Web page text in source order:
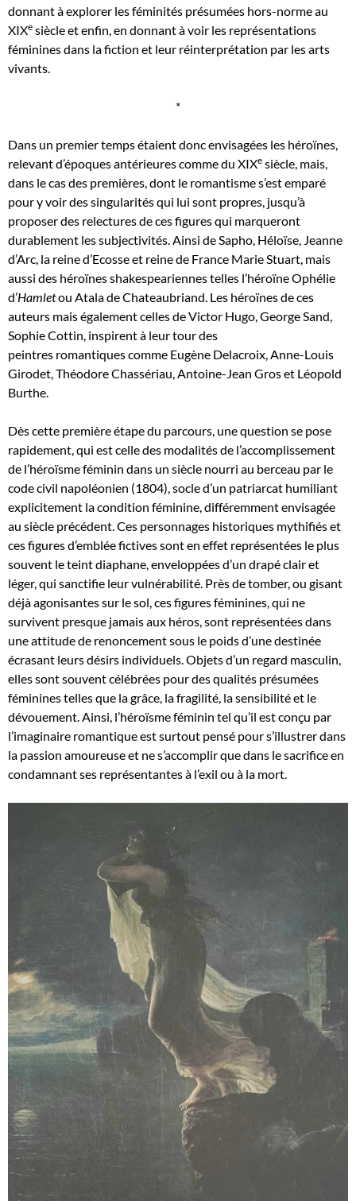
donnant à explorer les féminités présumées hors-norme au
XIXe siècle et enfin, en donnant à voir les représentations
féminines dans la fiction et leur réinterprétation par les arts
vivants.
*
Dans un premier temps étaient donc envisagées les héroïnes,
relevant d’époques antérieures comme du XIXe siècle, mais,
dans le cas des premières, dont le romantisme s’est emparé
pour y voir des singularités qui lui sont propres, jusqu’à
proposer des relectures de ces figures qui marqueront
durablement les subjectivités. Ainsi de Sapho, Héloïse, Jeanne
d’Arc, la reine d’Ecosse et reine de France Marie Stuart, mais
aussi des héroïnes shakespeariennes telles l’héroïne Ophélie
d’Hamletou Atala de Chateaubriand. Les héroïnes de ces
auteurs mais également celles de Victor Hugo, George Sand,
Sophie Cottin, inspirent à leur tour des
peintres romantiques comme Eugène Delacroix, Anne-Louis
Girodet, Théodore Chassériau, Antoine-Jean Gros et Léopold
Burthe.
Dès cette première étape du parcours, une question se pose
rapidement, qui est celle des modalités de l’accomplissement
de l’héroïsme féminin dans un siècle nourri au berceau par le
code civil napoléonien (1804), socle d’un patriarcat humiliant
explicitement la condition féminine, différemment envisagée
au siècle précédent. Ces personnages historiques mythifiés et
ces figures d’emblée fictives sont en effet représentées le plus
souvent le teint diaphane, enveloppées d’un drapé clair et
léger, qui sanctifie leur vulnérabilité. Près de tomber, ou gisant
déjà agonisantes sur le sol, ces figures féminines, qui ne
survivent presque jamais aux héros, sont représentées dans
une attitude de renoncement sous le poids d’une destinée
écrasant leurs désirs individuels. Objets d’un regard masculin,
elles sont souvent célébrées pour des qualités présumées
féminines telles que la grâce, la fragilité, la sensibilité et le
dévouement. Ainsi, l’héroïsme féminin tel qu’il est conçu par
l’imaginaire romantique est surtout pensé pour s’illustrer dans
la passion amoureuse et ne s’accomplir que dans le sacrifice en
condamnant ses représentantes à l’exil ou à la mort.